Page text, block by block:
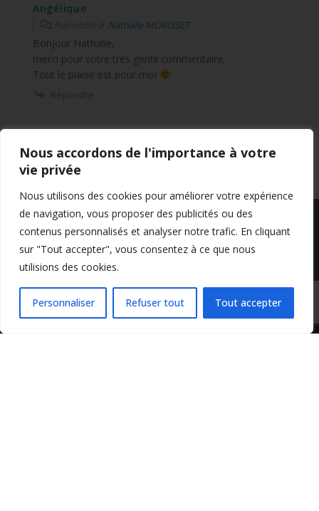
Nous accordons de l'importance à votre
vie privée
Nous utilisons des cookies pour améliorer votre expérience
de navigation, vous proposer des publicités ou des
contenus personnalisés et analyser notre trafic. En cliquant
sur "Tout accepter", vous consentez à ce que nous
utilisions des cookies.
Personnaliser Refuser tout Tout accepter
Angélique
Nathalie MORISSET
Bonjour Nathalie,
merci pour votre très gentil commentaire,
Tout le plaisir est pour moi
Mentions légales
Copyright 2024 Apprendre-la-flute-traversiere.comDesign by Agenz